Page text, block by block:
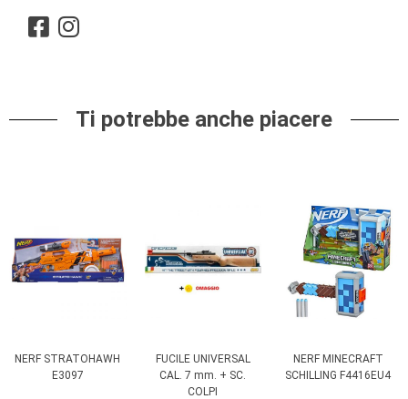
Ti potrebbe anche piacere
NERF STRATOHAWH
E3097
FUCILE UNIVERSAL
CAL. 7 mm. + SC.
COLPI
NERF MINECRAFT
SCHILLING F4416EU4